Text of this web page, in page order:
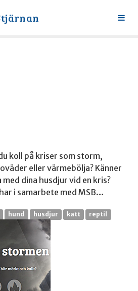
Växla
koll på kriser som storm,
eller värmebölja? Känner
dina husdjur vid en kris?
i samarbete med MSB…
hund husdjur katt reptil